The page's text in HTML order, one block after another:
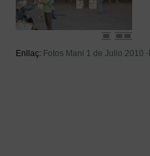
Enllaç: Fotos Mani 1 de Julio 2010